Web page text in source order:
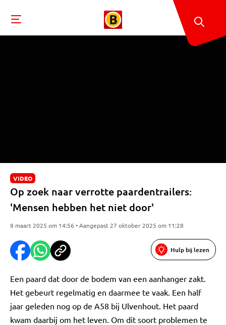
VIDEO
Op zoek naar verrotte paardentrailers:
'Mensen hebben het niet door'
8 maart 2025 om 14:56 • Aangepast 27 oktober 2025 om 11:28
Hulp bij lezen
Een paard dat door de bodem van een aanhanger zakt.
Het gebeurt regelmatig en daarmee te vaak. Een half
jaar geleden nog op de A58 bij Ulvenhout. Het paard
kwam daarbij om het leven. Om dit soort problemen te